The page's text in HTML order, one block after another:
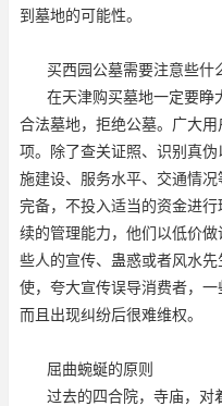
到墓地的可能性。
买西园公墓需要注意些什
在天津购买墓地一定要睁
合法墓地，拒绝公墓。广大
项。除了查关证照、识别真
施建设、服务水平、交通情
完备，不投入适当的资金进
续的管理能力，他们以低价
些人的宣传、蛊惑或者风水
使，夸大宣传误导消费者，一
而且出现纠纷后很难维权。
屈曲蜿蜒的原则
过去的四合院，寺庙，对